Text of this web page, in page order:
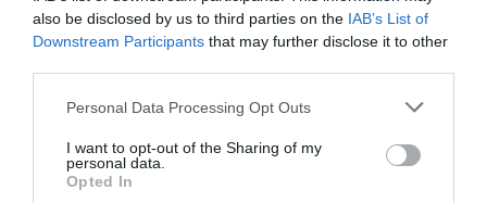
also be disclosed by us to third parties on the IAB’s List of
Downstream Participants that may further disclose it to other
Please note that this website/app uses one or more Google
not limited to your visit or usage behaviour. You may click to
grant or deny consent to Google and its third-party tags to
use your data for below specified purposes in below Google
Personal Data Processing Opt Outs
I want to opt-out of the Sharing of my
personal data.
Opted In
08.08.2026 | 12:40
Τι γίνεται με τις τσούχτρες στην
Καύσωνας και πολλά μποφόρ
Μεταφορές χρημάτων:
Σε ποιες περιπτώσεις η
από 10% έως 40%
Ποιοι και γιατί θα
πάρουν διπλάσια